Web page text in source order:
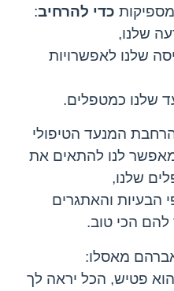
כדי להרחיב:
שלנו,
שלנו לאפשרויות
שלנו כמטפלים.
המנעד הטיפולי
לנו להתאים את
שלנו,
הבעיות והאתגרים
הכי טוב.
מאסלו:
פטיש, הכל יראה לך